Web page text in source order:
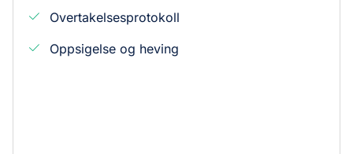
Overtakelsesprotokoll
Oppsigelse og heving